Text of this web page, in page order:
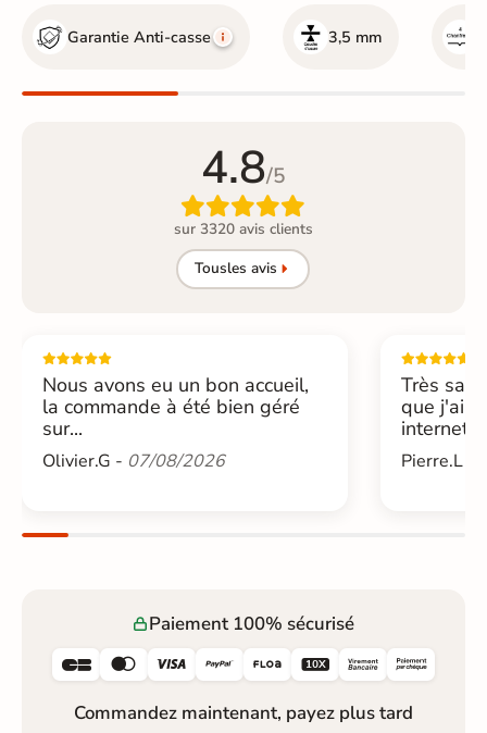
Garantie Anti-casse 3,5 mm
4.8/5

sur 3320 avis clients
Tousles avis
Nous avons eu un bon accueil,
la commande à été bien géré
sur...
Olivier.G - 07/08/2026
Très
que j'ai
internet....
Pierre.L -
Paiement 100% sécurisé
     
Commandez maintenant, payez plus tard